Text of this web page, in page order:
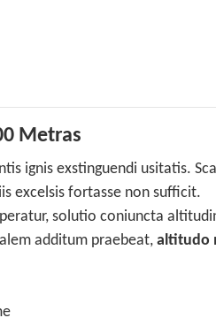
Metras
ignis exstinguendi usitatis.
excelsis fortasse non sufficit.
solutio coniuncta
additum praebeat, altitudo